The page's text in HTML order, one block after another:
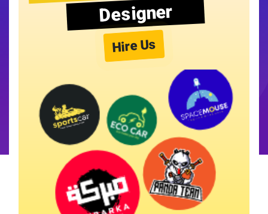
Designer
Hire Us